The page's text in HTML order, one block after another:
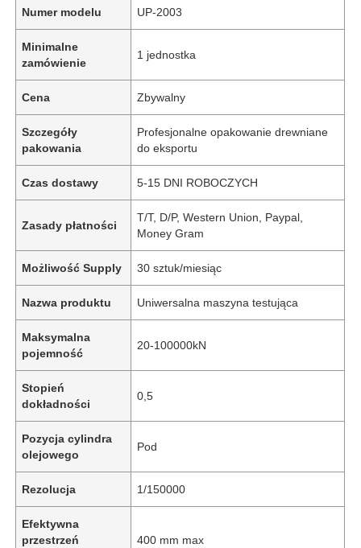
Numer modelu UP-2003
Minimalne
zamówienie
1 jednostka
Cena Zbywalny
Szczegóły
pakowania
Profesjonalne opakowanie drewniane
do eksportu
Czas dostawy 5-15 DNI ROBOCZYCH
Zasady płatności
T/T, D/P, Western Union, Paypal,
Money Gram
Możliwość Supply 30 sztuk/miesiąc
Nazwa produktu Uniwersalna maszyna testująca
Maksymalna
pojemność
20-100000kN
Stopień
dokładności
0,5
Pozycja cylindra
olejowego
Pod
Rezolucja 1/150000
Efektywna
przestrzeń
400 mm max